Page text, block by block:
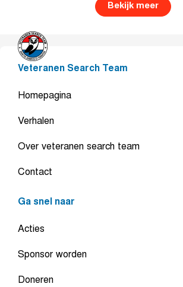
Bekijk meer
Veteranen Search Team
Homepagina
Verhalen
Over veteranen search team
Contact
Ga snel naar
Acties
Sponsor worden
Doneren